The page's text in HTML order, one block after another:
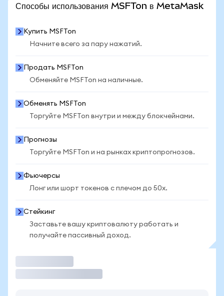
Способы использования MSFTon в MetaMask
Купить MSFTon
Начните всего за пару нажатий.
Продать MSFTon
Обменяйте MSFTon на наличные.
Обменять MSFTon
Торгуйте MSFTon внутри и между блокчейнами.
Прогнозы
Торгуйте MSFTon и на рынках криптопрогнозов.
Фьючерсы
Лонг или шорт токенов с плечом до 50x.
Стейкинг
Заставьте вашу криптовалюту работать и
получайте пассивный доход.